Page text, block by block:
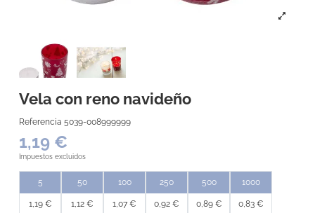
Vela con reno navideño
Referencia 5039-008999999
1,19 €
Impuestos excluidos
5
1,19 €
50
1,12 €
100
1,07 €
250
0,92 €
500
0,89 €
1000
0,83 €